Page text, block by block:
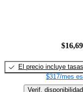
El precio incluye tasas
$317/mes
Verif. disponibilidad